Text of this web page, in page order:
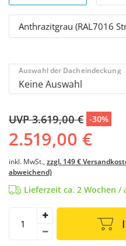
Anthrazitgrau (RAL7016
Auswahl der Dacheindeckung
UVP 3.619,00 € -30%
2.519,00 €
inkl. MwSt., zzgl. 149 €
abweichend)
Lieferzeit ca. 2 Wochen